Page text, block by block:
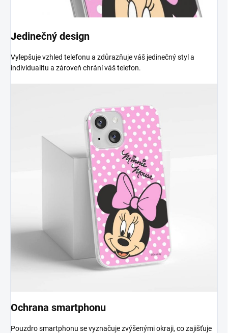
Jedinečný design
Vylepšuje vzhled telefonu a zdůrazňuje váš jedinečný styl a
individualitu a zároveň chrání váš telefon.
Ochrana smartphonu
Pouzdro smartphonu se vyznačuje zvýšenými okraji, co zajišťuje